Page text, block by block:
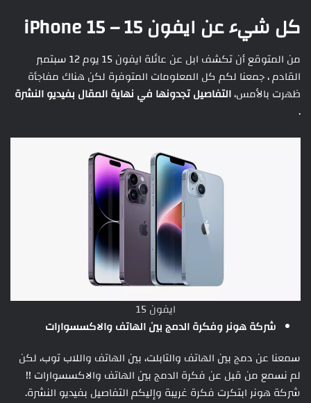
كل شيء عن ايفون 15 – iPhone 15
من المتوقع أن تكشف ابل عن عائلة ايفون 15 يوم 12 سبتمبر
القادم ، جمعنا لكم كل المعلومات المتوفرة لكن هناك مفاجأة
ظهرت بالأمس،التفاصيل تجدونها في نهاية المقال بفيديو النشرة
.
ايفون 15
شركة هونر وفكرة الدمج بين الهاتف والاكسسوارات
سمعنا عن دمج بين الهاتف والتابلت، بين الهاتف واللاب توب، لكن
لم نسمع من قبل عن فكرة الدمج بين الهاتف والاكسسوارات !!
شركة هونر ابتكرت فكرة غريبة وإليكم التفاصيل بفيديو النشرة.